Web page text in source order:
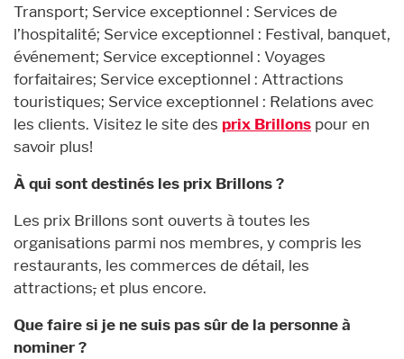
Transport; Service exceptionnel : Services de
l’hospitalité; Service exceptionnel : Festival, banquet,
événement; Service exceptionnel : Voyages
forfaitaires; Service exceptionnel : Attractions
touristiques; Service exceptionnel : Relations avec
les clients. Visitez le site des prix Brillons pour en
savoir plus!
À qui sont destinés les prix Brillons ?
Les prix Brillons sont ouverts à toutes les
organisations parmi nos membres, y compris les
restaurants, les commerces de détail, les
attractions,et plus encore.
Que faire si je ne suis pas sûr de la personne à
nominer ?